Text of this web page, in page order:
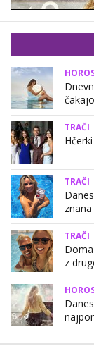
TRAČI
TRAČI
TRAČI
z